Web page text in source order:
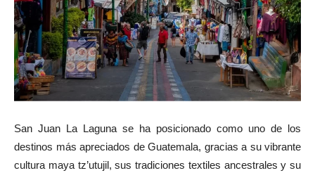
San Juan La Laguna se ha posicionado como uno de los
destinos más apreciados de Guatemala, gracias a su vibrante
cultura maya tz’utujil, sus tradiciones textiles ancestrales y su